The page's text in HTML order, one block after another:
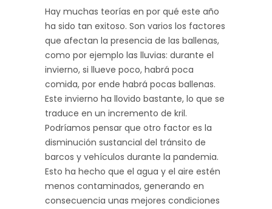
Hay muchas teorías en por qué este año
ha sido tan exitoso. Son varios los factores
que afectan la presencia de las ballenas,
como por ejemplo las lluvias: durante el
invierno, si llueve poco, habrá poca
comida, por ende habrá pocas ballenas.
Este invierno ha llovido bastante, lo que se
traduce en un incremento de kril.
Podríamos pensar que otro factor es la
disminución sustancial del tránsito de
barcos y vehículos durante la pandemia.
Esto ha hecho que el agua y el aire estén
menos contaminados, generando en
consecuencia unas mejores condiciones